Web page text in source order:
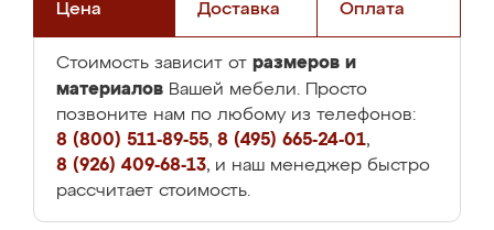
Цена Доставка Оплата
Стоимость зависит от размеров и
материалов Вашей мебели. Просто
позвоните нам по любому из телефонов:
8 (800) 511-89-55, 8 (495) 665-24-01,
8 (926) 409-68-13, и наш менеджер быстро
рассчитает стоимость.